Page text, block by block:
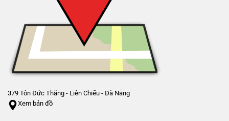
379 Tôn Đức Thắng - Liên Chiểu - Đà Nẵng
Xem bản đồ